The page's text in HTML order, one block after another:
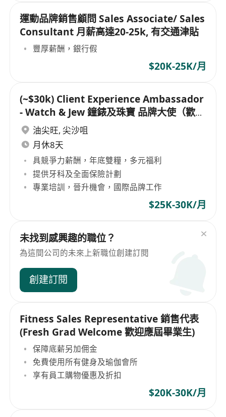
運動品牌銷售顧問 Sales Associate/ Sales
Consultant 月薪高達20-25k, 有交通津貼
豐厚薪酬，銀行假
$20K-25K/月
(~$30k) Client Experience Ambassador
- Watch & Jew 鐘錶及珠寶 品牌大使（歡迎
航空業及酒店服務業人員）
油尖旺, 尖沙咀
月休8天
具競爭力薪酬，年底雙糧，多元福利
提供牙科及全面保險計劃
專業培訓，晉升機會，國際品牌工作
$25K-30K/月
未找到感興趣的職位？
為這間公司的未來上新職位創建訂閱
創建訂閱
Fitness Sales Representative 銷售代表
(Fresh Grad Welcome 歡迎應屆畢業生)
保障底薪另加佣金
免費使用所有健身及瑜伽會所
享有員工購物優惠及折扣
$20K-30K/月